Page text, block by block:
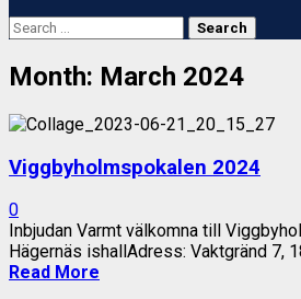
Search
for:
Month: March 2024
Viggbyholmspokalen 2024
0
Inbjudan Varmt välkomna till
Hägernäs ishallAdress: Vaktgränd 7,
Read More